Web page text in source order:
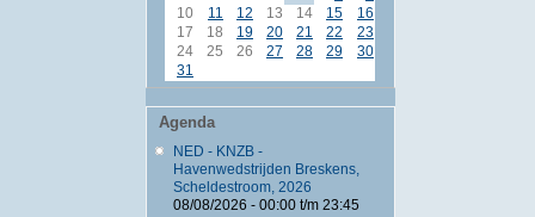
10
11 12 13 14 15
16
17
18 19 20 21 22
23
24
25 26 27 28 29
30
31
Agenda
NED - KNZB -
Havenwedstrijden Breskens,
Scheldestroom, 2026
08/08/2026 - 00:00t/m 23:45